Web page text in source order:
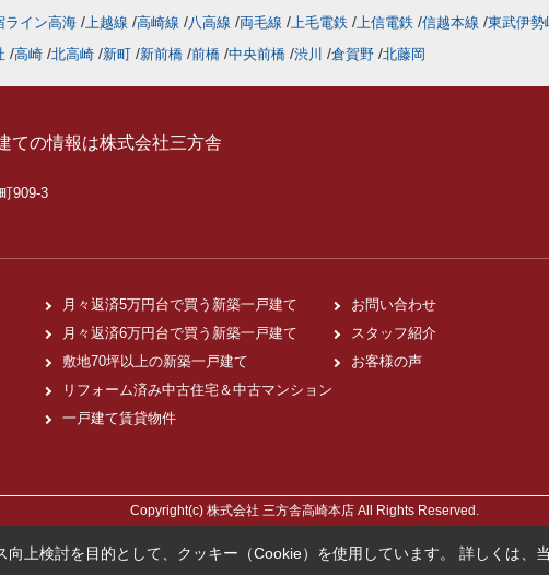
ライン高海 上越線 高崎線 八高線 両毛線 上毛電鉄 上信電鉄 信越本線 東武伊勢
高崎 北高崎 新町 新前橋 前橋 中央前橋 渋川 倉賀野 北藤岡
ての情報は株式会社三方舎
909-3
月々返済5万円台で買う新築一戸建て
月々返済6万円台で買う新築一戸建て
敷地70坪以上の新築一戸建て
リフォーム済み中古住宅＆中古マンション
一戸建て賃貸物件
お問い合わせ
スタッフ紹介
お客様の声
Copyright(c) 株式会社 三方舎高崎本店 All Rights Reserved.
上検討を目的として、クッキー（Cookie）を使用しています。 詳しくは、